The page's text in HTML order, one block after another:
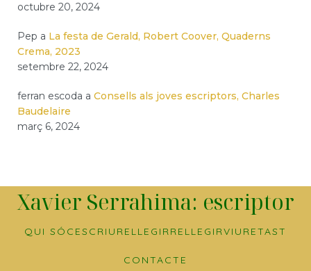
octubre 20, 2024
Pep a La festa de Gerald, Robert Coover, Quaderns
Crema, 2023
setembre 22, 2024
ferran escoda a Consells als joves escriptors, Charles
Baudelaire
març 6, 2024
Xavier Serrahima: escriptor
QUI SÓC ESCRIURE LLEGIRRELLEGIRVIURETAST
CONTACTE